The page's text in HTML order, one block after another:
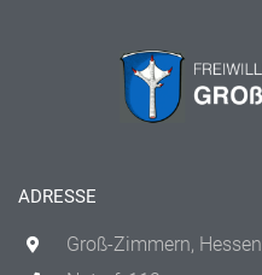
ADRESSE
Groß-Zimmern, Hessen